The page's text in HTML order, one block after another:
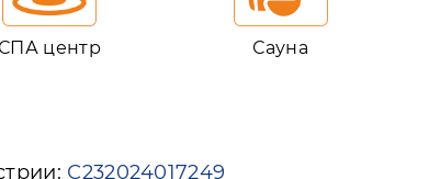
СПА центр Сауна
С232024017249